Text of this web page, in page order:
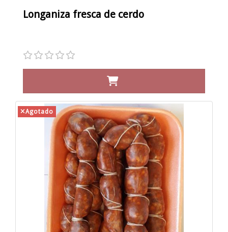
Longaniza fresca de cerdo
Agotado